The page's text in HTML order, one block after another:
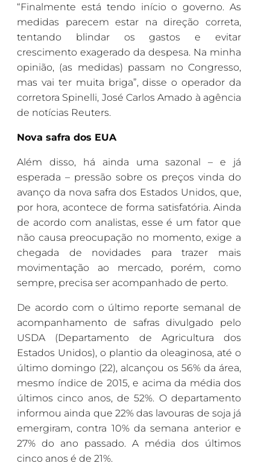
“Finalmente está tendo início o governo. As
medidas parecem estar na direção correta,
tentando blindar os gastos e evitar
crescimento exagerado da despesa. Na minha
opinião, (as medidas) passam no Congresso,
mas vai ter muita briga”, disse o operador da
corretora Spinelli, José Carlos Amado à agência
de notícias Reuters.
Nova safra dos EUA
Além disso, há ainda uma sazonal – e já
esperada – pressão sobre os preços vinda do
avanço da nova safra dos Estados Unidos, que,
por hora, acontece de forma satisfatória. Ainda
de acordo com analistas, esse é um fator que
não causa preocupação no momento, exige a
chegada de novidades para trazer mais
movimentação ao mercado, porém, como
sempre, precisa ser acompanhado de perto.
De acordo com o último reporte semanal de
acompanhamento de safras divulgado pelo
USDA (Departamento de Agricultura dos
Estados Unidos), o plantio da oleaginosa, até o
último domingo (22), alcançou os 56% da área,
mesmo índice de 2015, e acima da média dos
últimos cinco anos, de 52%. O departamento
informou ainda que 22% das lavouras de soja já
emergiram, contra 10% da semana anterior e
27% do ano passado. A média dos últimos
cinco anos é de 21%.